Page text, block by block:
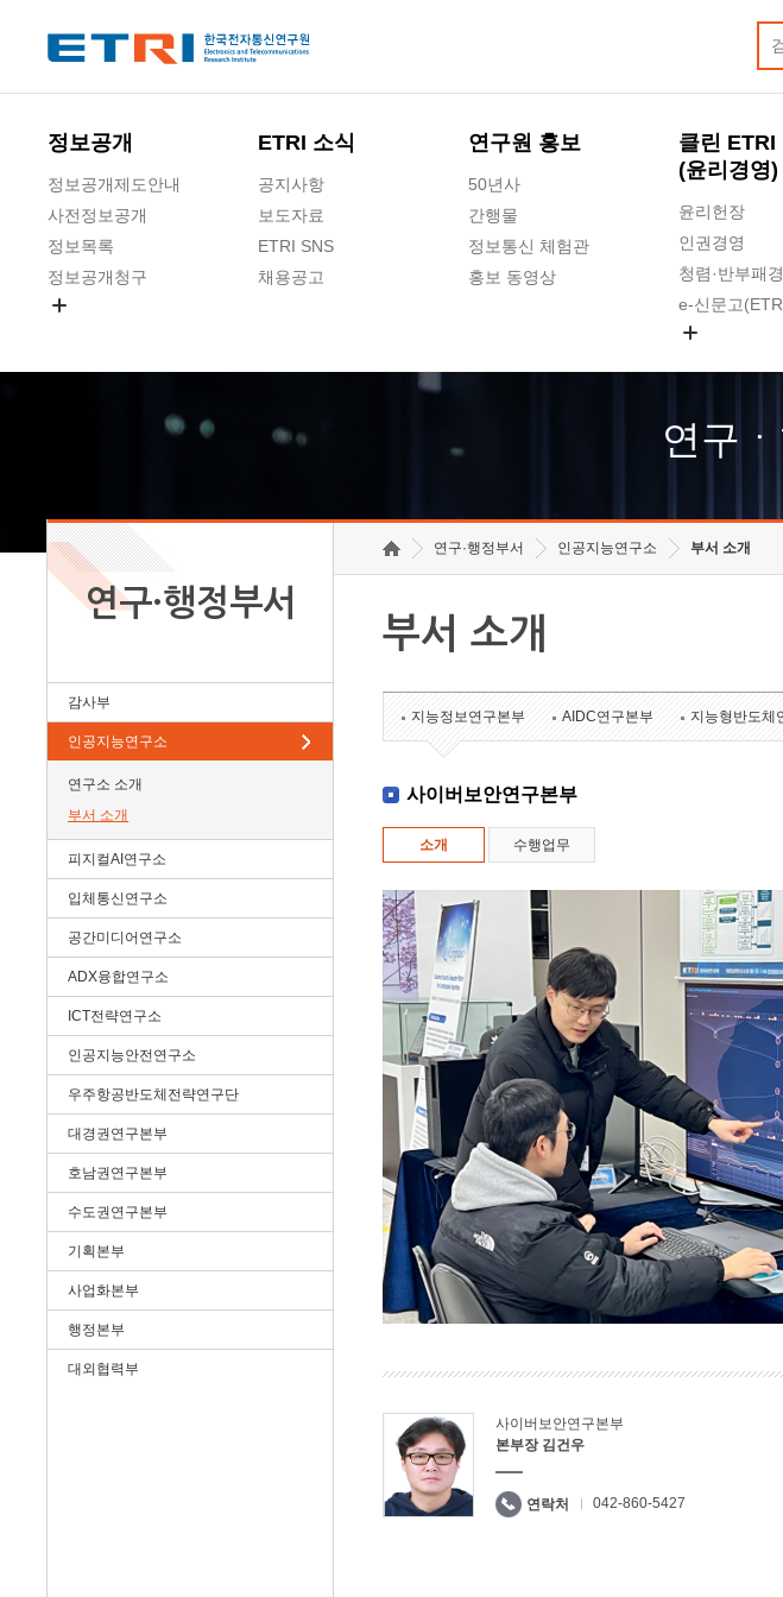
정보공개
정보공개제도안내
사전정보공개
정보목록
정보공개청구
ETRI 소식
공지사항
보도자료
ETRI SNS
채용공고
연구원 홍보
50년사
간행물
정보통신 체험관
홍보 동영상
클린 ETRI
(윤리경영)
윤리헌장
인권경영
청렴·반부패
e-신문고
고객의소리
수의계약 현황
연구
연구·행정부서
감사부
인공지능연구소
연구소 소개
부서 소개
피지컬AI연구소
입체통신연구소
공간미디어연구소
ADX융합연구소
ICT전략연구소
인공지능안전연구소
우주항공반도체전략연구단
대경권연구본부
호남권연구본부
수도권연구본부
기획본부
사업화본부
행정본부
대외협력부
연구·행정부서 인공지능연구소 부서 소개
부서 소개
지능정보연구본부 AIDC연구본부 지능형반도체
사이버보안연구본부
소개 수행업무
사이버보안연구본부
본부장 김건우
연락처 042-860-5427